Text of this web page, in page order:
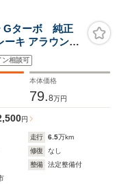
Gターボ 純正
ーキ アラウンド
ーブル LEDヘッ
ル 両側パワー
ン相談可
本体価格
79.8万円
円
走行 6.5万km
修復
なし
整備
法定整備付